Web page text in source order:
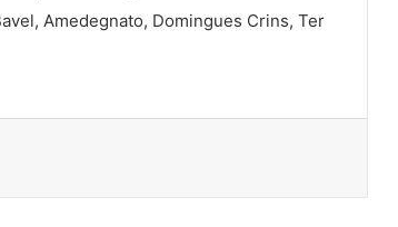
Amedegnato, Domingues Crins, Ter